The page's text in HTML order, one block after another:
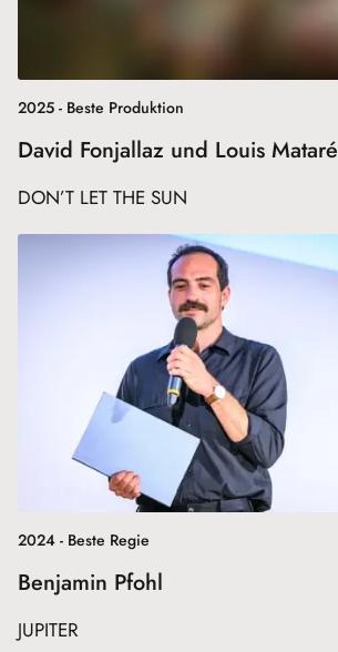
2025 - Beste Produktion
David Fonjallaz und Louis Mataré
DON’T LET THE SUN
2024 - Beste Regie
Benjamin Pfohl
JUPITER